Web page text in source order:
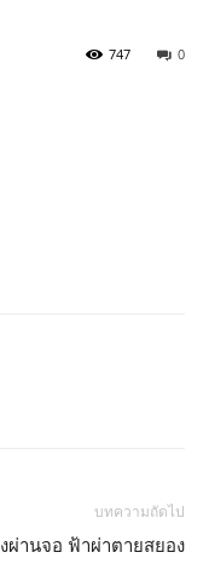
0
747
บทความถัดไป
งผ่านจอ ฟ้าผ่าตายสยอง